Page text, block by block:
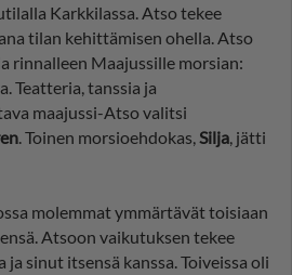
Karkkilassa. Atso tekee
tilan kehittämisen ohella. Atso
rinnalleen Maajussille morsian:
Teatteria, tanssia ja
maajussi-Atso valitsi
. Toinen morsioehdokas,Silja, jätti
molemmat ymmärtävät toisiaan
Atsoon vaikutuksen tekee
ja sinut itsensä kanssa. Toiveissa oli